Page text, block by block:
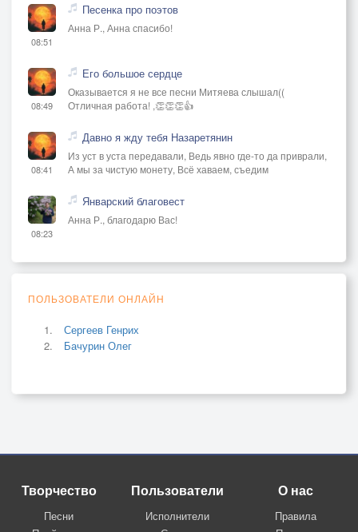
08:51
Песенка про поэтов
Анна Р., Анна спасибо!
08:49
Его большое сердце
Оказывается я не все песни Митяева слышал((
Отличная работа! ,👏👏👏👍
08:41
Давно я жду тебя Назаретянин
Из уст в уста передавали, Ведь явно где-то да приврали,
А мы за чистую монету, Всё хаваем, съедим
08:23
Январский благовест
Анна Р., благодарю Вас!
ПОЛЬЗОВАТЕЛИ ОНЛАЙН
Сергеев Генрих
Бачурин Олег
Творчество
Песни
Пользователи
Исполнители
О нас
Правила